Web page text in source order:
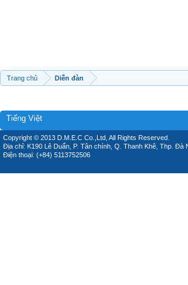
Trang chủ Diễn đàn
Tiếng Việt
Copyright © 2013 D.M.E.C Co.,Ltd, All Rights Reserved.
Địa chỉ: K190 Lê Duẩn, P. Tân chính, Q. Thanh Khê, Thp. Đà
Điện thoại: (+84) 5113752506